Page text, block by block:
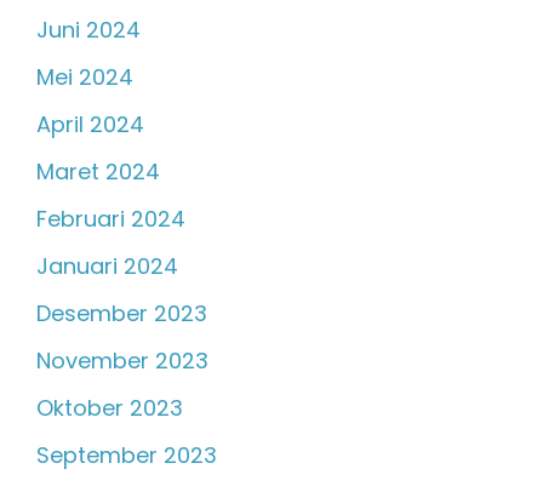
Juni 2024
Mei 2024
April 2024
Maret 2024
Februari 2024
Januari 2024
Desember 2023
November 2023
Oktober 2023
September 2023